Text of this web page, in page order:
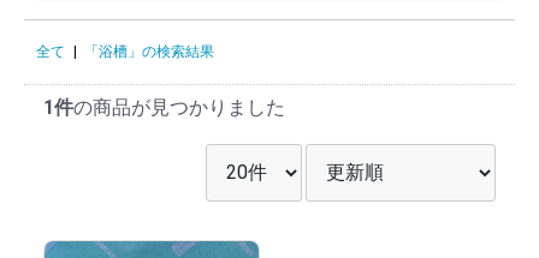
「浴槽」の検索結果
全て 「浴槽」の検索結果
1件の商品が見つかりました
並び順を選択